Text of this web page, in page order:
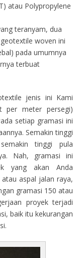
atau Polypropylene
teranyam, dua
woven ini
pada umumnya
terbuat
jenis ini Kami
per meter persegi)
setiap gramasi ini
Semakin tinggi
tinggi pula
Nah, gramasi ini
yang akan Anda
aspal jalan raya,
gramasi 150 atau
proyek terjadi
baik itu kekurangan